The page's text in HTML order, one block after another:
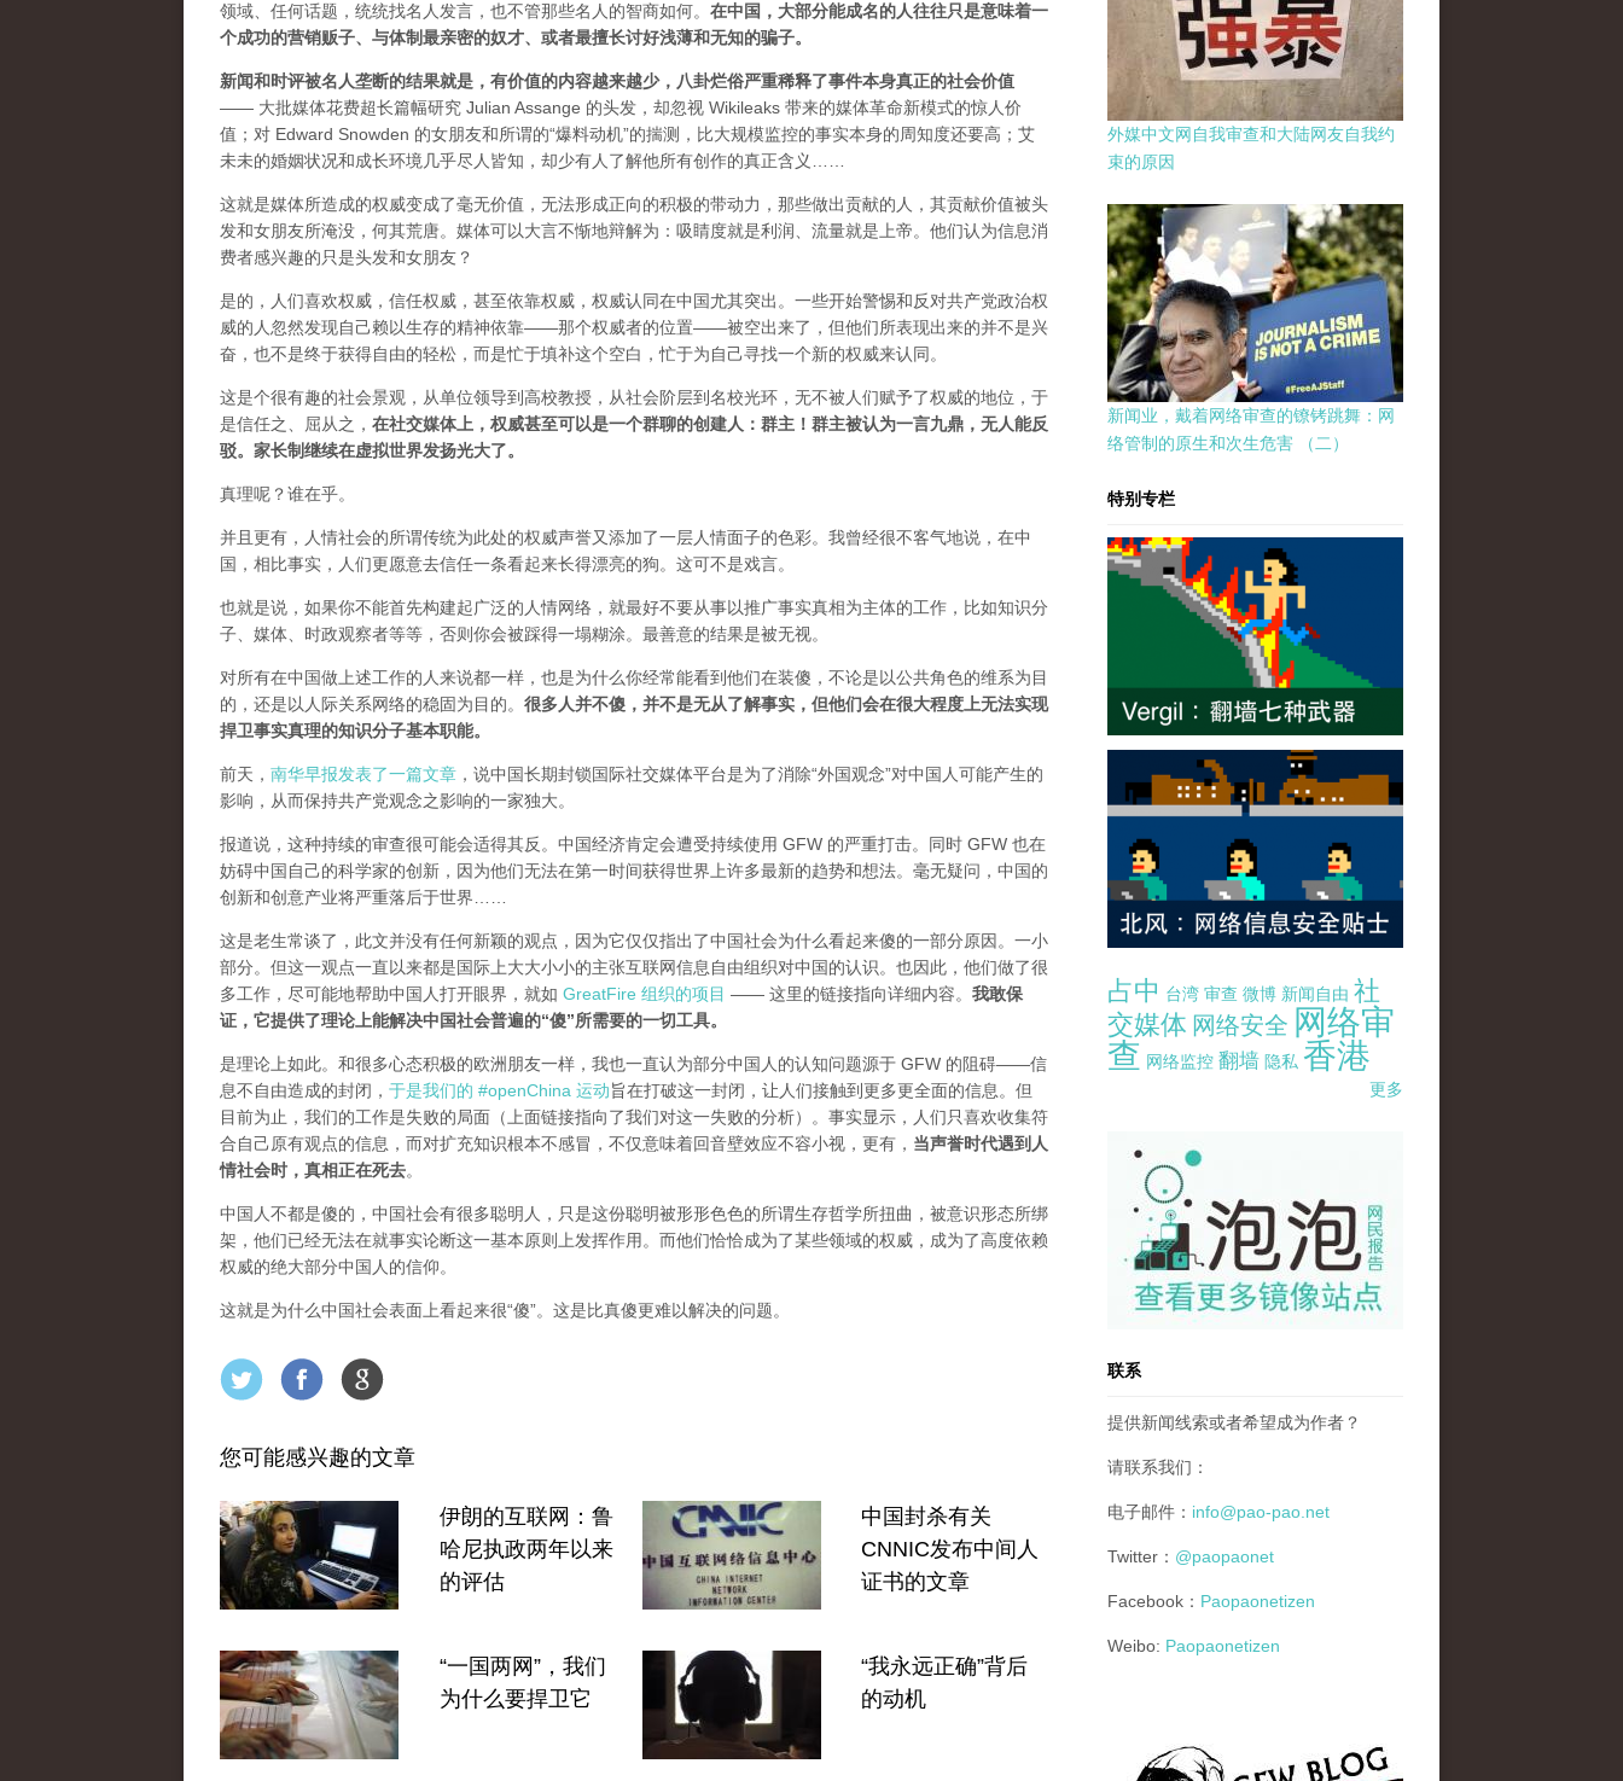
领域、任何话题，统统找名人发言，也不管那些名人的智商如何。 在中国，大部分能成名的人往往只是意味着一
个成功的营销贩子、与体制最亲密的奴才、或者最擅长讨好浅薄和无知的骗子。
新闻和时评被名人垄断的结果就是，有价值的内容越来越少，八卦烂俗严重稀释了事件本身真正的社会价值
—— 大批媒体花费超长篇幅研究 Julian Assange 的头发，却忽视 Wikileaks 带来的媒体革命新模式的惊人价
值；对 Edward Snowden 的女朋友和所谓的“爆料动机”的揣测，比大规模监控的事实本身的周知度还要高；艾
未未的婚姻状况和成长环境几乎尽人皆知，却少有人了解他所有创作的真正含义……
这就是媒体所造成的权威变成了毫无价值，无法形成正向的积极的带动力，那些做出贡献的人，其贡献价值被头
发和女朋友所淹没，何其荒唐。媒体可以大言不惭地辩解为：吸睛度就是利润、流量就是上帝。他们认为信息消
费者感兴趣的只是头发和女朋友？
是的，人们喜欢权威，信任权威，甚至依靠权威，权威认同在中国尤其突出。一些开始警惕和反对共产党政治权
威的人忽然发现自己赖以生存的精神依靠——那个权威者的位置——被空出来了，但他们所表现出来的并不是兴
奋，也不是终于获得自由的轻松，而是忙于填补这个空白，忙于为自己寻找一个新的权威来认同。
这是个很有趣的社会景观，从单位领导到高校教授，从社会阶层到名校光环，无不被人们赋予了权威的地位，于
是信任之、屈从之， 在社交媒体上，权威甚至可以是一个群聊的创建人：群主！群主被认为一言九鼎，无人能反
驳。家长制继续在虚拟世界发扬光大了。
真理呢？谁在乎。
并且更有，人情社会的所谓传统为此处的权威声誉又添加了一层人情面子的色彩。我曾经很不客气地说，在中
国，相比事实，人们更愿意去信任一条看起来长得漂亮的狗。这可不是戏言。
也就是说，如果你不能首先构建起广泛的人情网络，就最好不要从事以推广事实真相为主体的工作，比如知识分
子、媒体、时政观察者等等，否则你会被踩得一塌糊涂。最善意的结果是被无视。
对所有在中国做上述工作的人来说都一样，也是为什么你经常能看到他们在装傻，不论是以公共角色的维系为目
的，还是以人际关系网络的稳固为目的。 很多人并不傻，并不是无从了解事实，但他们会在很大程度上无法实现
捍卫事实真理的知识分子基本职能。
前天， 南华早报发表了一篇文章 ，说中国长期封锁国际社交媒体平台是为了消除“外国观念”对中国人可能产生的
影响，从而保持共产党观念之影响的一家独大。
报道说，这种持续的审查很可能会适得其反。中国经济肯定会遭受持续使用 GFW 的严重打击。同时 GFW 也在
妨碍中国自己的科学家的创新，因为他们无法在第一时间获得世界上许多最新的趋势和想法。毫无疑问，中国的
创新和创意产业将严重落后于世界……
这是老生常谈了，此文并没有任何新颖的观点，因为它仅仅指出了中国社会为什么看起来傻的一部分原因。一小
部分。但这一观点一直以来都是国际上大大小小的主张互联网信息自由组织对中国的认识。也因此，他们做了很
多工作，尽可能地帮助中国人打开眼界，就如 GreatFire 组织的项目 —— 这里的链接指向详细内容。 我敢保
证，它提供了理论上能解决中国社会普遍的“傻”所需要的一切工具。
是理论上如此。和很多心态积极的欧洲朋友一样，我也一直认为部分中国人的认知问题源于 GFW 的阻碍——信
息不自由造成的封闭， 于是我们的 #openChina 运动旨在打破这一封闭，让人们接触到更多更全面的信息。但
目前为止，我们的工作是失败的局面（ 上面链接指向了我们对这一失败的分析）。事实显示，人们只喜欢收集符
合自己原有观点的信息，而对扩充知识根本不感冒，不仅意味着回音壁效应不容小视，更有， 当声誉时代遇到人
情社会时，真相正在死去。
中国人不都是傻的，中国社会有很多聪明人，只是这份聪明被形形色色的所谓生存哲学所扭曲，被意识形态所绑
架，他们已经无法在就事实论断这一基本原则上发挥作用。而他们恰恰成为了某些领域的权威，成为了高度依赖
权威的绝大部分中国人的信仰。
这就是为什么中国社会表面上看起来很“傻”。这是比真傻更难以解决的问题。
您可能感兴趣的文章
伊朗的互联网：鲁
哈尼执政两年以来
的评估
中国封杀有关
CNNIC发布中间人
证书的文章
“一国两网”，我们
为什么要捍卫它
“我永远正确”背后
的动机
外媒中文网自我审查和大陆网友自我约
束的原因
新闻业，戴着网络审查的镣铐跳舞：网
络管制的原生和次生危害 （二）
特别专栏
占中 台湾 审查 微博 新闻自由 社
交媒体 网络安全 网络审
查 网络监控 翻墙 隐私 香港
更多
pao-pao-banner-mirror-site-120814.jpg
联系
提供新闻线索或者希望成为作者？
请联系我们：
电子邮件： info@pao-pao.net
Twitter： @paopaonet
Facebook： Paopaonetizen
Weibo: Paopaonetizen
gfw_blog_small.jpg